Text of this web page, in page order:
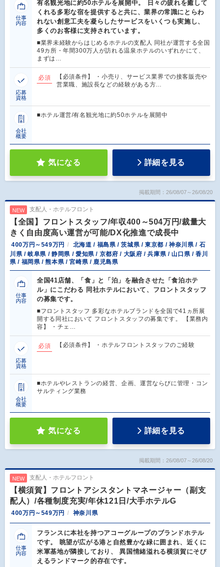
仕事
内容
有名観光地に約50ホテルを展開中。 日々の疲れを癒して
くれる多彩な宿を提供すると共に、業界の常識にとらわ
れない創意工夫を凝らしたサービスをいくつも実施し、
多くのお客様に支持されています。
■業界未経験からはじめるホテルの支配人 同社が運営する全国
49カ所・年間300万人が訪れる温泉ホテルのいずれかにて、
まずは…
応募
資格
必須
【必須条件】 ・小売り、サービス業界での接客販売や
営業職、施設長などの経験がある方…
会社
概要
■ホテル運営/有名観光地に約50ホテルを展開中
気になる 詳細を見る
掲載期間：26/08/07～26/08/20
NEW 支配人・ホテルフロント
【全国】フロントスタッフ/年収400～504万円/裁量大
きく自由度高い運営が可能/DX化推進で成長中
400万円～549万円
北海道 / 福島県 / 茨城県 / 東京都 / 神奈川県 / 石
川県 / 岐阜県 / 静岡県 / 愛知県 / 京都府 / 大阪府 / 兵庫県 / 山口県 / 香川
県 / 福岡県 / 熊本県 / 宮崎県 / 鹿児島県
仕事
内容
全国41店舗、「食」と「泊」を融合させた「食泊ホテ
ル」にこだわる 同社ホテルにおいて、フロントスタッフ
の募集です。
■フロントスタッフ 多彩なホテルブランドを全国で41ヵ所展
開する同社において フロントスタッフの募集です。 【業務内
容】 ・チェ…
応募
資格
必須 【必須条件】 ・ホテルフロントスタッフのご経験
会社
概要
■ホテルやレストランの経営、企画、運営ならびに管理・コン
サルティング業務
気になる 詳細を見る
掲載期間：26/08/07～26/08/20
NEW 支配人・ホテルフロント
【横須賀】フロントアシスタントマネージャー（副支
配人）/各種制度充実/年休121日/大手ホテルG
400万円～549万円 神奈川県
仕事
内容
フランスに本社を持つアコーグループのブランドホテル
です。 眺望が広がる港と自然豊かな緑に囲まれ、近くに
米軍基地が隣接しており、 異国情緒溢れる横須賀にそび
えるランドマーク的存在です。